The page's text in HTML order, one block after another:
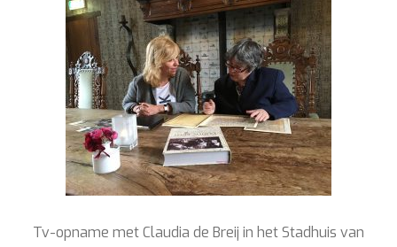
Tv-opname met Claudia de Breij in het Stadhuis van